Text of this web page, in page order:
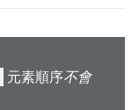
元素順序不會